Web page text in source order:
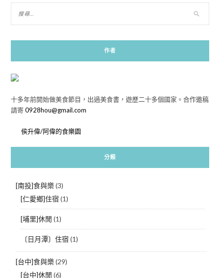
作者
十多年前開始做美食節目，出過美食書，遊歷二十多個國家。合作邀稿
請寄0928hou@gmail.com
侯升偉/阿偉的食樂園
分類
[南投]食與樂(3)
[仁愛鄉]住宿 (1)
[埔里]休閒 (1)
〔日月潭〕住宿 (1)
[台中]食與樂(29)
[台中]休閒 (6)